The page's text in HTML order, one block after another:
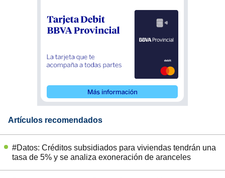
Artículos recomendados
#Datos: Créditos subsidiados para viviendas tendrán una
tasa de 5% y se analiza exoneración de aranceles